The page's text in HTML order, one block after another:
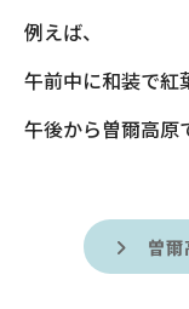
例えば、
午前中に和装で紅
午後から曽爾高原
曽爾